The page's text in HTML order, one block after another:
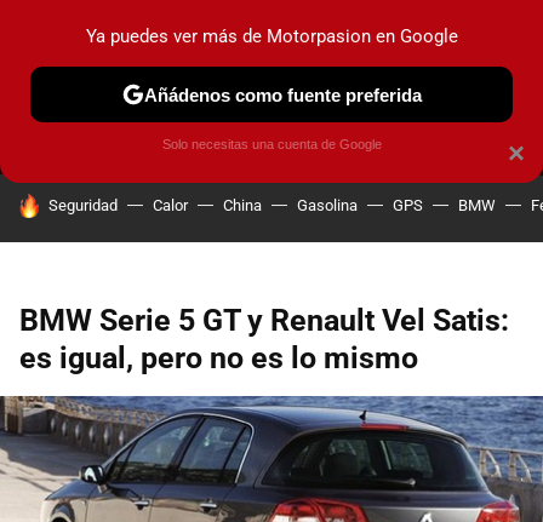
MENÚ NUEVO
COCHES ELÉCTRICOS OBSERVATORIO
HOY SE HABLA DE
Seguridad Calor China Gasolina GPS BMW
BMW Serie 5 GT y Renault Vel Satis:
es igual, pero no es lo mismo
×
Ya puedes ver más de Motorpasion en Google
Añádenos como fuente preferida
Solo necesitas una cuenta de Google